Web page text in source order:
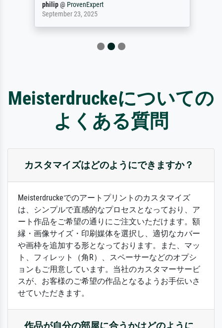
philip@ ProvenExpert
September 23, 2025
Meisterdruckeについての
よくある質問
カスタマイズはどのようにできますか？
Meisterdruckeでのアートプリントのカスタマイズ
は、シンプルで直感的なプロセスとなっており、ア
ート作品をご希望の通りにご注文いただけます。額
縁・画像サイズ・印刷媒体を選択し、適切なカバー
や画枠を追加する形となっております。また、マッ
ト、フィレット（角R）、スペーサーなどのオプシ
ョンもご用意しています。当社のカスタマーサービ
スが、お客様のご希望の作品となるようお手伝いさ
せていただきます。